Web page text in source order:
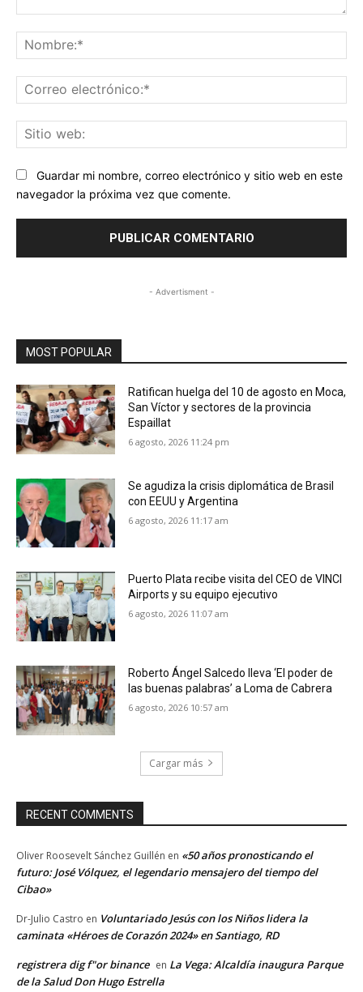
Guardar mi nombre, correo electrónico y sitio web en este
navegador la próxima vez que comente.
- Advertisment -
MOST POPULAR
Ratifican huelga del 10 de agosto en Moca,
San Víctor y sectores de la provincia
Espaillat
6 agosto, 2026 11:24 pm
Se agudiza la crisis diplomática de Brasil
con EEUU y Argentina
6 agosto, 2026 11:17 am
Puerto Plata recibe visita del CEO de VINCI
Airports y su equipo ejecutivo
6 agosto, 2026 11:07 am
Roberto Ángel Salcedo lleva ‘El poder de
las buenas palabras’ a Loma de Cabrera
6 agosto, 2026 10:57 am
Cargar más
RECENT COMMENTS
Oliver Roosevelt Sánchez Guillén en «50 años pronosticando el
futuro: José Vólquez, el legendario mensajero del tiempo del
Cibao»
Dr-Julio Castro en Voluntariado Jesús con los Niños lidera la
caminata «Héroes de Corazón 2024» en Santiago, RD
registrera dig f"or binance en La Vega: Alcaldía inaugura Parque
de la Salud Don Hugo Estrella